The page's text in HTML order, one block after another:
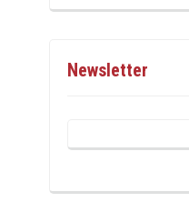
Newsletter